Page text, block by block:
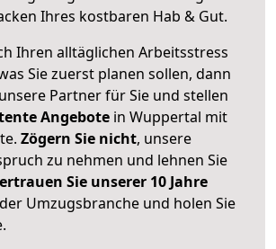
Ihres kostbaren Hab & Gut.
Ihren alltäglichen Arbeitsstress
Sie zuerst planen sollen, dann
Partner für Sie und stellen
Angebote in Wuppertal mit
Zögern Sie nicht, unsere
zu nehmen und lehnen Sie
Sie unserer 10 Jahre
Umzugsbranche und holen Sie